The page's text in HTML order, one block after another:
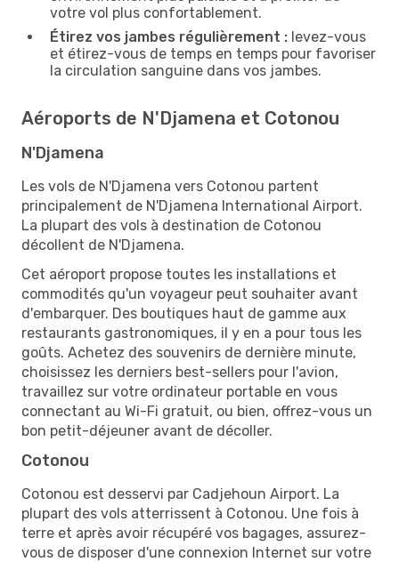
votre vol plus confortablement.
Étirez vos jambes régulièrement : levez-vous
et étirez-vous de temps en temps pour favoriser
la circulation sanguine dans vos jambes.
Aéroports de N'Djamena et Cotonou
N'Djamena
Les vols de N'Djamena vers Cotonou partent
principalement de N'Djamena International Airport.
La plupart des vols à destination de Cotonou
décollent de N'Djamena.
Cet aéroport propose toutes les installations et
commodités qu'un voyageur peut souhaiter avant
d'embarquer. Des boutiques haut de gamme aux
restaurants gastronomiques, il y en a pour tous les
goûts. Achetez des souvenirs de dernière minute,
choisissez les derniers best-sellers pour l'avion,
travaillez sur votre ordinateur portable en vous
connectant au Wi-Fi gratuit, ou bien, offrez-vous un
bon petit-déjeuner avant de décoller.
Cotonou
Cotonou est desservi par Cadjehoun Airport. La
plupart des vols atterrissent à Cotonou. Une fois à
terre et après avoir récupéré vos bagages, assurez-
vous de disposer d'une connexion Internet sur votre